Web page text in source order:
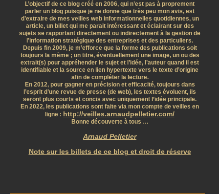
L’objectif de ce blog créé en 2006, qui n’est pas à proprement
parler un blog puisque je ne donne que très peu mon avis, est
d’extraire de mes veilles web informationnelles quotidiennes, un
article, un billet qui me parait intéressant et éclairant sur des
sujets se rapportant directement ou indirectement à la gestion de
l’information stratégique des entreprises et des particuliers.
Depuis fin 2009, je m’efforce que la forme des publications soit
toujours la même ; un titre, éventuellement une image, un ou des
extrait(s) pour appréhender le sujet et l’idée, l’auteur quand il est
identifiable et la source en lien hypertexte vers le texte d’origine
afin de compléter la lecture.
En 2012, pour gagner en précision et efficacité, toujours dans
l’esprit d’une revue de presse (de web), les textes évoluent, ils
seront plus courts et concis avec uniquement l’idée principale.
En 2022, les publications sont faite via mon compte de veilles en
ligne : http://veilles.arnaudpelletier.com/
Bonne découverte à tous …
Arnaud Pelletier
Note sur les billets de ce blog et droit de réserve